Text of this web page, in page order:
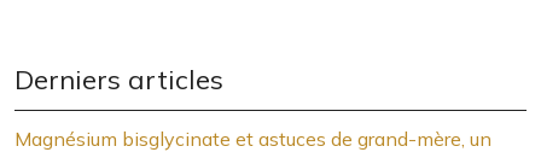
Derniers articles
Magnésium bisglycinate et astuces de grand-mère, un